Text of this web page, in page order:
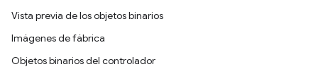
Vista previa de los objetos binarios
Imágenes de fábrica
Objetos binarios del controlador